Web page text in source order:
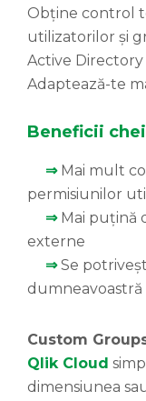
Obține control
utilizatorilor și
Active Directory
Adaptează-te
Beneficii
⇒Mai mult
permisiunilor
⇒ Mai puțină
externe
⇒Se
dumneavoastră
Custom
Qlik Cloud
dimensiunea